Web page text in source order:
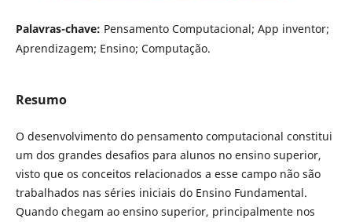
Palavras-chave: Pensamento Computacional; App inventor;
Aprendizagem; Ensino; Computação.
Resumo
O desenvolvimento do pensamento computacional constitui
um dos grandes desafios para alunos no ensino superior,
visto que os conceitos relacionados a esse campo não são
trabalhados nas séries iniciais do Ensino Fundamental.
Quando chegam ao ensino superior, principalmente nos